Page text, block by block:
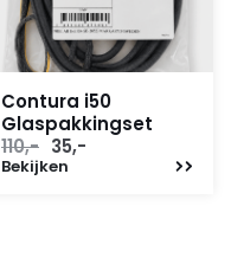
Contura i50
Glaspakkingset
110,- Oorspronkelijke
prijs
35,-
Bekijken